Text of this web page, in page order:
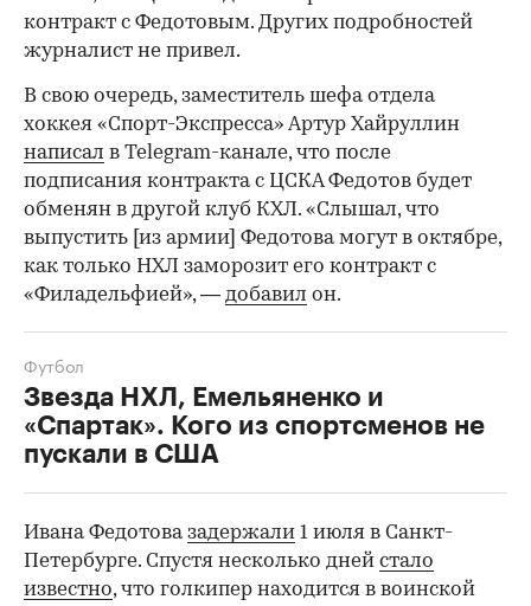
контракт с Федотовым. Других подробностей
журналист не привел.
В свою очередь, заместитель шефа отдела
хоккея «Спорт-Экспресса» Артур Хайруллин
написал в Telegram-канале, что после
подписания контракта с ЦСКА Федотов будет
обменян в другой клуб КХЛ. «Слышал, что
выпустить [из армии] Федотова могут в октябре,
как только НХЛ заморозит его контракт с
«Филадельфией», — добавил он.
Звезда НХЛ, Емельяненко и
«Спартак». Кого из спортсменов не
пускали в США
Футбол
Ивана Федотовазадержали 1 июля в Санкт-
Петербурге. Спустя несколько дней стало
известно, что голкипер находится в воинской